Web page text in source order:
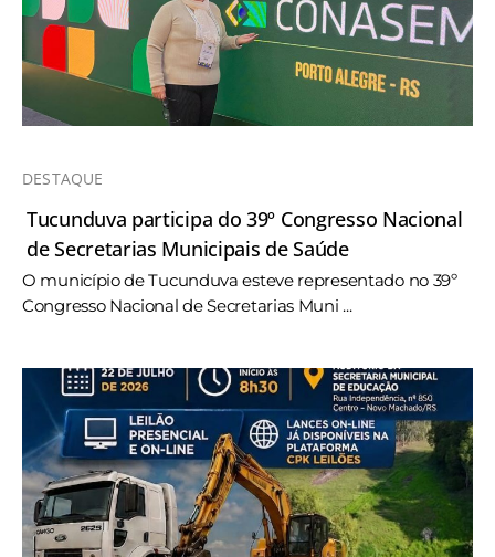
DESTAQUE
Tucunduva participa do 39º Congresso Nacional
de Secretarias Municipais de Saúde
O município de Tucunduva esteve representado no 39º
Congresso Nacional de Secretarias Muni ...